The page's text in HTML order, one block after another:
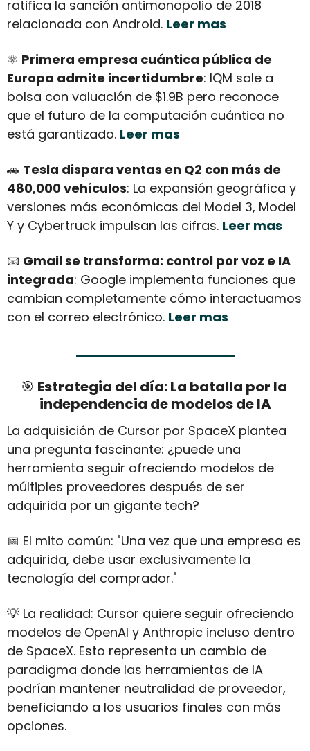
ratifica la sanción antimonopolio de 2018
relacionada con Android. Leer mas
⚛️ Primera empresa cuántica pública de
Europa admite incertidumbre: IQM sale a
bolsa con valuación de $1.9B pero reconoce
que el futuro de la computación cuántica no
está garantizado. Leer mas
🚗 Tesla dispara ventas en Q2 con más de
480,000 vehículos: La expansión geográfica y
versiones más económicas del Model 3, Model
Y y Cybertruck impulsan las cifras. Leer mas
📧 Gmail se transforma: control por voz e IA
integrada: Google implementa funciones que
cambian completamente cómo interactuamos
con el correo electrónico. Leer mas
🎯 Estrategia del día: La batalla por la
independencia de modelos de IA
La adquisición de Cursor por SpaceX plantea
una pregunta fascinante: ¿puede una
herramienta seguir ofreciendo modelos de
múltiples proveedores después de ser
adquirida por un gigante tech?
📅 El mito común: "Una vez que una empresa es
adquirida, debe usar exclusivamente la
tecnología del comprador."
💡 La realidad: Cursor quiere seguir ofreciendo
modelos de OpenAI y Anthropic incluso dentro
de SpaceX. Esto representa un cambio de
paradigma donde las herramientas de IA
podrían mantener neutralidad de proveedor,
beneficiando a los usuarios finales con más
opciones.